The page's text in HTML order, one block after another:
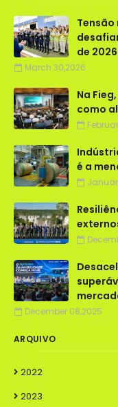
Tensão
de 2026
March 30,2026
Na
como
é a
December 08,2025
ARQUIVO
2022
2023